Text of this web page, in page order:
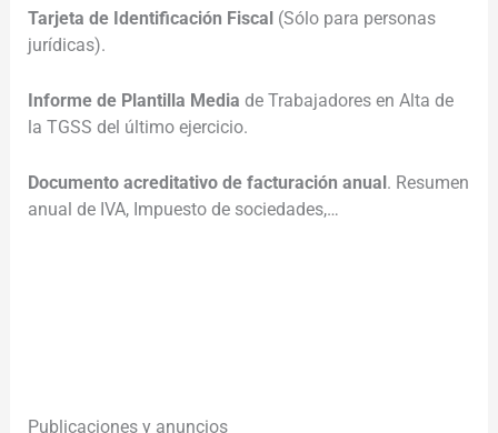
Tarjeta de Identificación Fiscal (Sólo para personas
jurídicas).
Informe de Plantilla Media de Trabajadores en Alta de
la TGSS del último ejercicio.
Documento acreditativo de facturación anual. Resumen
anual de IVA, Impuesto de sociedades,…
Publicaciones y anuncios